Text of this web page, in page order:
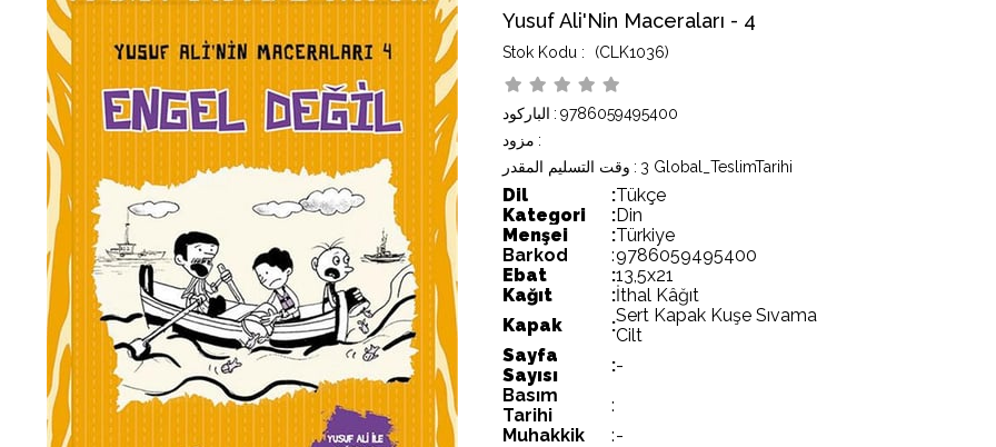
Yusuf Ali'Nin Maceraları - 4
(CLK1036)
الباركود : 9786059495400
مزود :
وقت التسليم المقدر : 3 Global_TeslimTarihi
Dil :Tükçe
Kategori
:Din
Menşei
:Türkiye
Barkod
:9786059495400
Ebat
:13,5x21
Kağıt
:İthal Kâğıt
Kapak
:Sert Kapak Kuşe Sıvama
Cilt
Sayfa
Sayısı
:-
Basım
Tarihi
:
Muhakkik
:-